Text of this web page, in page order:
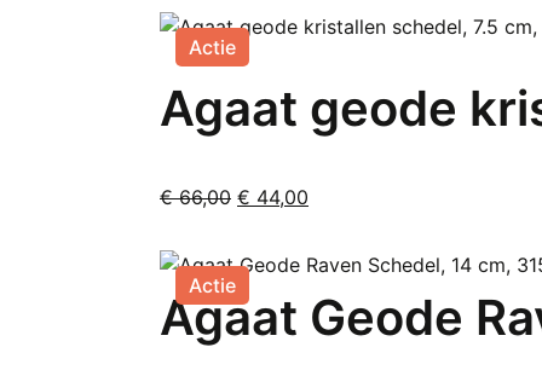
€ 83,00.
is:
Actie
Agaat geode
€66,00 Oorspronkelijke
was:
€ 44,00
is:
Actie
Agaat Geode